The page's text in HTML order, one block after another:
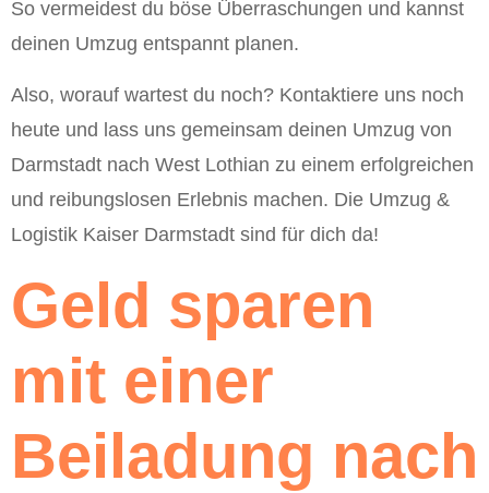
So vermeidest du böse Überraschungen und kannst
deinen Umzug entspannt planen.
Also, worauf wartest du noch? Kontaktiere uns noch
heute und lass uns gemeinsam deinen Umzug von
Darmstadt nach West Lothian zu einem erfolgreichen
und reibungslosen Erlebnis machen. Die Umzug &
Logistik Kaiser Darmstadt sind für dich da!
Geld sparen
mit einer
Beiladung nach